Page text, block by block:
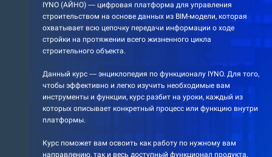
IYNO (АЙНО) — цифровая платформа для управления
строительством на основе данных из BIM-модели, которая
охватывает всю цепочку передачи информации о ходе
стройки на протяжении всего жизненного цикла
строительного объекта.
Данный курс — энциклопедия по функционалу IYNO. Для того,
чтобы эффективно и легко изучить необходимые вам
инструменты и функции, курс разбит на уроки, каждый из
которых описывает конкретный процесс или функцию внутри
платформы.
Курс поможет вам освоить как работу по нужному вам
направлению, так и весь доступный функционал продукта.